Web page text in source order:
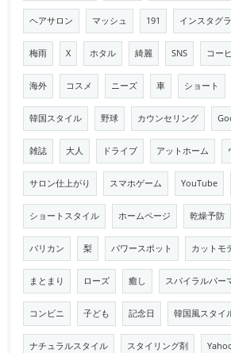
ヘアサロン マッシュ 191 インスタグ
梅雨 X ホタル 綺麗 SNS コー
海外 コスメ ニーズ 車 ショート
韓国スタイル 野球 カウンセリング
雑誌 大人 ドライブ アットホーム
サロン仕上がり スマホゲーム YouTube
ショートスタイル ホームページ 乾燥予防
バリカン 梨 パワースポット カットモ
まとまり ローズ 癒し スパイラルパー
コンビニ 子ども 記念日 韓国風スタイ
ナチュラルスタイル スタイリング剤